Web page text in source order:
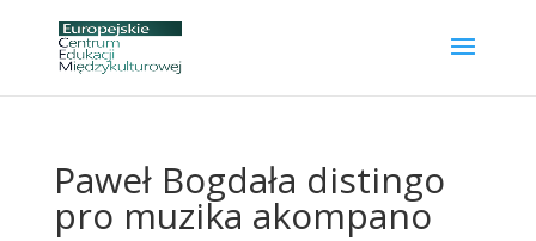
Paweł Bogdała distingo
pro muzika akompano